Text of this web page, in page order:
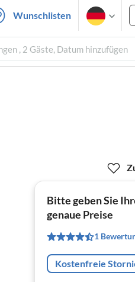
Wunschlisten
, 2 Gäste, Datum hinzufügen
Bitte geben Sie
genaue Preise
1
Kostenfreie